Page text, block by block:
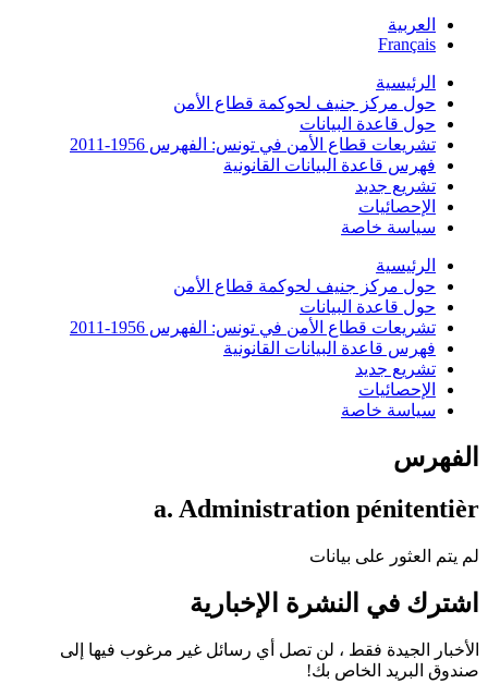
العربية
Français
الرئيسية
حول مركز جنيف لحوكمة قطاع الأمن
حول قاعدة البيانات
تشريعات قطاع الأمن في تونس: الفهرس 1956-2011
فهرس قاعدة البيانات القانونية
تشريع جديد
الإحصائيات
سياسة خاصة
الرئيسية
حول مركز جنيف لحوكمة قطاع الأمن
حول قاعدة البيانات
تشريعات قطاع الأمن في تونس: الفهرس 1956-2011
فهرس قاعدة البيانات القانونية
تشريع جديد
الإحصائيات
سياسة خاصة
الفهرس
a. Administration pénitentièr
لم يتم العثور على بيانات
اشترك في النشرة الإخبارية
الأخبار الجيدة فقط ، لن تصل أي رسائل غير مرغوب فيها إلى
صندوق البريد الخاص بك!